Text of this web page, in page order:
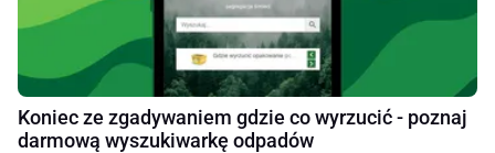
Koniec ze zgadywaniem gdzie co wyrzucić - poznaj
darmową wyszukiwarkę odpadów